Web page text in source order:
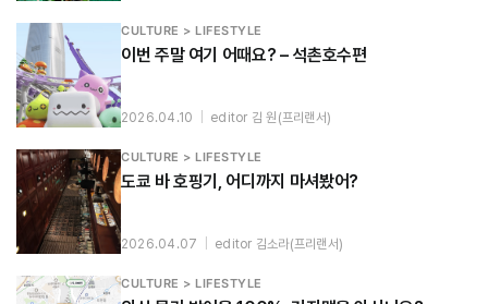
CULTURE > LIFESTYLE
이번 주말 여기 어때요? – 석촌호수편
2026.04.10 editor 김 원(프리랜서)
CULTURE > LIFESTYLE
도쿄 바 호핑기, 어디까지 마셔봤어?
2026.04.07 editor 김소라(프리랜서)
CULTURE > LIFESTYLE